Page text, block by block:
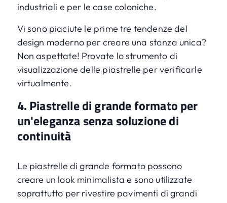
industriali e per le case coloniche.
Vi sono piaciute le prime tre tendenze del
design moderno per creare una stanza unica?
Non aspettate! Provate lostrumento di
visualizzazione delle piastrelle per verificarle
virtualmente.
4. Piastrelle di grande formato per
un'eleganza senza soluzione di
continuità
Le piastrelle di grande formato possono
creare un look minimalista e sono utilizzate
soprattutto per rivestire pavimenti di grandi